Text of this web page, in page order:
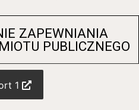
ZAPEWNIANIA
PUBLICZNEGO
1